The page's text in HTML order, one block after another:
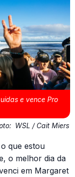
e vence Pro
WSL / Cait Miers
que estou
o melhor dia da
em Margaret